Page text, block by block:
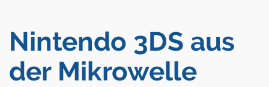
Nintendo 3DS aus
der Mikrowelle